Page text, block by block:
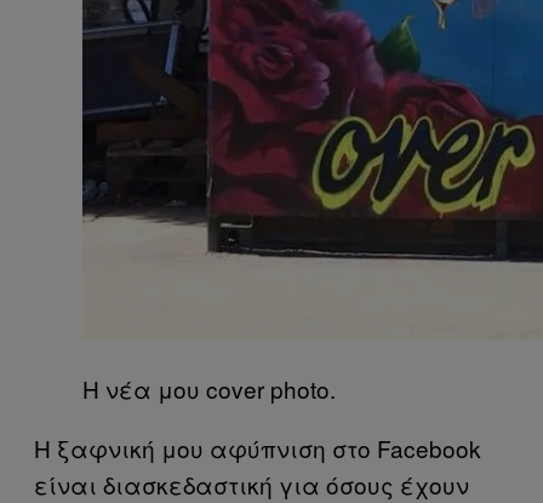
Η νέα μου cover photo.
Η ξαφνική μου αφύπνιση στο Facebook
είναι διασκεδαστική για όσους έχουν